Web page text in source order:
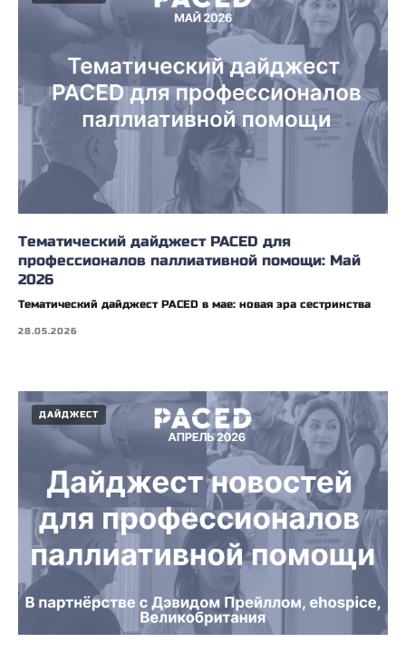
Тематический дайджест PACED для
профессионалов паллиативной помощи: Май
2026
Тематический дайджест PACED в мае: новая эра сестринства
28.05.2026
ДАЙДЖЕСТ